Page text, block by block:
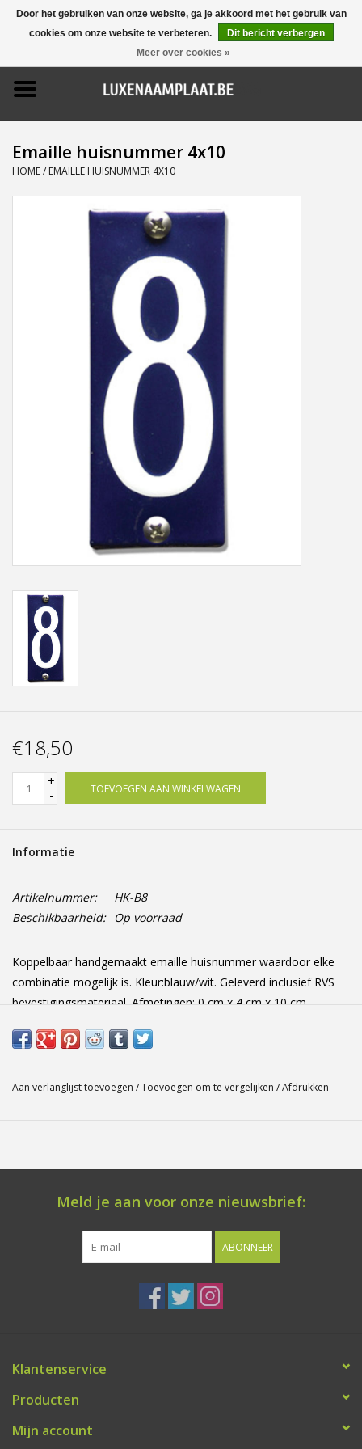
0 Artikelen - €0,00
Home
Promoties
Naamborden
gesneden
Portfolio
kleuren en lettertypes
Emaille huisnummer 4x10
HOME/ EMAILLE HUISNUMMER 4X10
€18,50
+
-
TOEVOEGEN AAN WINKELWAGEN
Informatie
Artikelnummer:
HK-B8
Beschikbaarheid: Op voorraad
Koppelbaar handgemaakt emaille huisnummer waardoor elke
combinatie mogelijk is. Kleur:blauw/wit. Geleverd inclusief RVS
bevestigingsmateriaal. Afmetingen: 0 cm x 4 cm x 10 cm
Aan verlanglijst toevoegen /Toevoegen om te vergelijken /Afdrukken
Meld je aan voor onze nieuwsbrief:
ABONNEER
Klantenservice
Producten
Mijn account
Door het gebruiken van onze website, ga je akkoord met het gebruik van
cookies om onze website te verbeteren.
Dit bericht verbergen
Meer over cookies »